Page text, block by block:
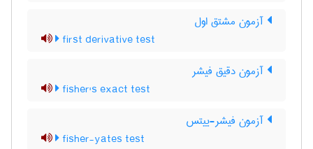
آزمون مشتق اول
first derivative test
آزمون دقیق فیشر
fisher's exact test
آزمون فیشر-ییتس
fisher-yates test